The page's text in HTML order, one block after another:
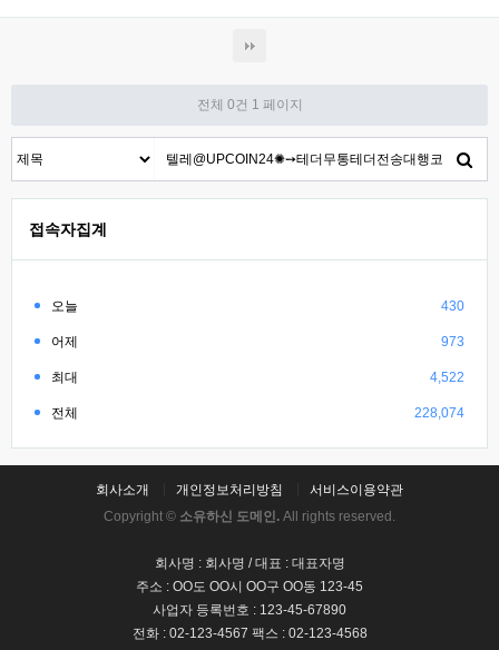
전체 0건 1 페이지
접속자집계
오늘 430
어제 973
최대 4,522
전체 228,074
회사소개 개인정보처리방침
서비스이용약관
Copyright © 소유하신 도메인. All rights reserved.
회사명 : 회사명 / 대표 : 대표자명
주소 : OO도 OO시 OO구 OO동 123-45
사업자 등록번호 : 123-45-67890
전화 : 02-123-4567 팩스 : 02-123-4568